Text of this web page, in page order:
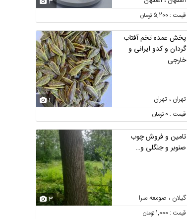
قیمت : 5,200 تومان
پخش عمده تخم آفتاب
گردان و کدو ایرانی و
خارجی
تهران ، تهران 1
قیمت : 0 تومان
تامین و فروش چوب
صنوبر و جنگلی و…
گیلان ، صومعه سرا 3
قیمت : 1,000 تومان